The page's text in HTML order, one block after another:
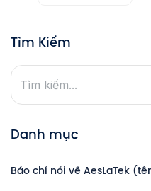
Tìm Kiếm
Danh mục
Báo chí nói về AesLaTek